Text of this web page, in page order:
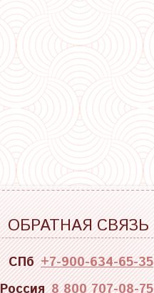
ОБРАТНАЯ СВЯЗЬ
СПб +7-900-634-65-35